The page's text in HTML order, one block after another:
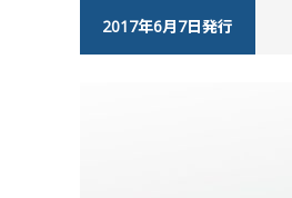
2017年6月7日発行